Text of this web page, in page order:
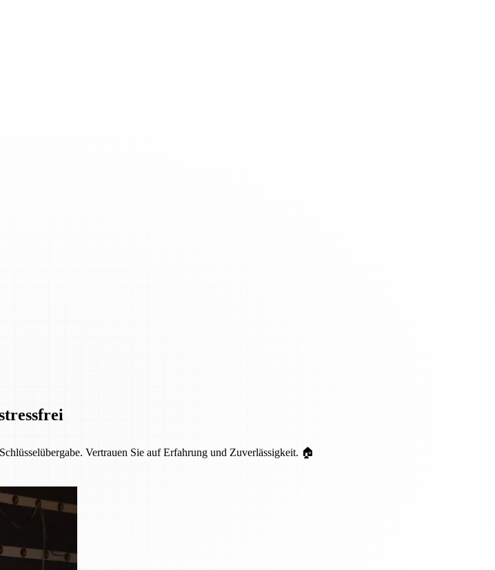
Vertrauen Sie auf Erfahrung und Zuverlässigkeit. 🏠